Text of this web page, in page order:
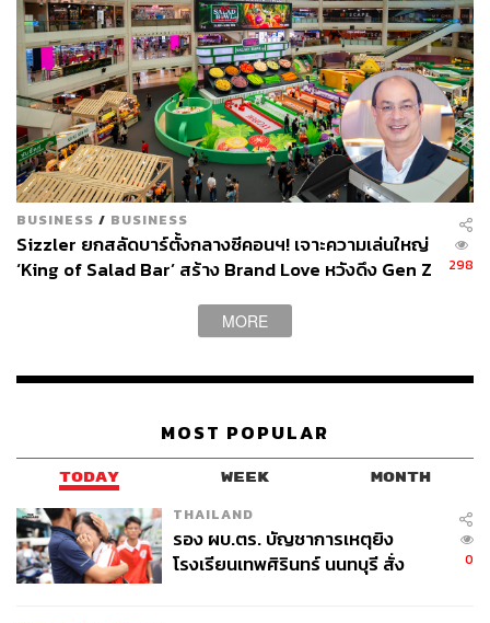
ร้านใดที่ได้รับดาวมิชลิน แต่เราเชื่อว่าจังหวัดนี้เต็มไปด้วย
ร้านอร่อยของโปรดของใครหลายคนแน่นอน ระหว่างนี้ตาม
รอย Bib Gourmand กันไปก่อน ดูรายชื่อรางวัล Bib
Gourmand ทั้งหมดได้ที่https://thestandard.co/michelin-gui
de-thailand-bib-gourmand-2022/
ภาพประกอบ:นิสากร ฤทธาภัย
TAGS: BIB Gourmand
ร้านอาหาร
Michelin Guide Thailand 2022
ABOUT THE AUTHOR
BUSINESS / BUSINESS
Sizzler ยกสลัดบาร์ตั้งกลางซีคอนฯ! เจาะความเล่นใหญ่
‘King of Salad Bar’ สร้าง Brand Love หวังดึง Gen Z
298
MORE
MOST POPULAR
TODAY WEEK MONTH
THAILAND
รอง ผบ.ตร. บัญชาการเหตุยิง
โรงเรียนเทพศิรินทร์ นนทบุรี สั่ง
0